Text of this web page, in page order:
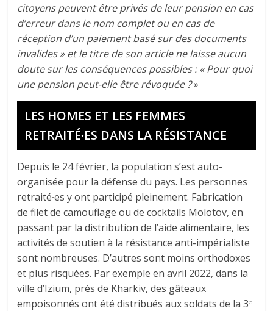
citoyens peuvent être privés de leur pension en cas
d’erreur dans le nom complet ou en cas de
réception d’un paiement basé sur des documents
invalides » et le titre de son article ne laisse aucun
doute sur les conséquences possibles : « Pour quoi
une pension peut-elle être révoquée ?»
LES HOMES ET LES FEMMES
RETRAITÉ∙ES DANS LA RÉSISTANCE
Depuis le 24 février, la population s’est auto-
organisée pour la défense du pays. Les personnes
retraité∙es y ont participé pleinement. Fabrication
de filet de camouflage ou de cocktails Molotov, en
passant par la distribution de l’aide alimentaire, les
activités de soutien à la résistance anti-impérialiste
sont nombreuses. D’autres sont moins orthodoxes
et plus risquées. Par exemple en avril 2022, dans la
ville d’Izium, près de Kharkiv, des gâteaux
empoisonnés ont été distribués aux soldats de la 3e